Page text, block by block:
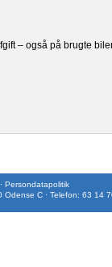
– også på brugte
· Persondatapolitik
Odense C · Telefon: 63 14